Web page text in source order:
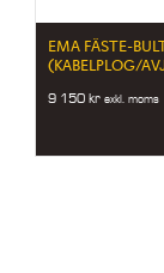
EMA FÄSTE-
(KABELPLOG/
9 150kr exkl. moms